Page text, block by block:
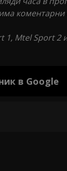
коментарни
1, Mtel Sport 2
в Google